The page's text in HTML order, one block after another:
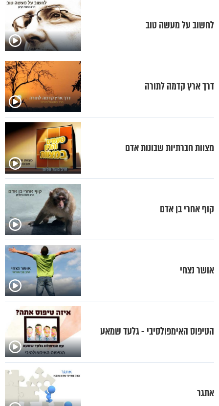
לחשוב על מעשה טוב
דרך ארץ קדמה לתורה
מצוות חברתיות שבונות אדם
קוף אחרי בן אדם
אושר נצחי
הטיפוס האימפולסיבי - גלעד שמאע
אתגר